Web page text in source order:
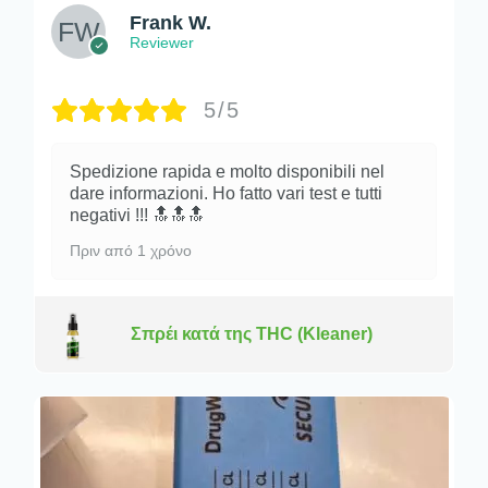
Frank W.
Reviewer
5/5
Spedizione rapida e molto disponibili nel
dare informazioni. Ho fatto vari test e tutti
negativi !!! 🔝🔝🔝
Πριν από 1 χρόνο
Σπρέι κατά της THC (Kleaner)